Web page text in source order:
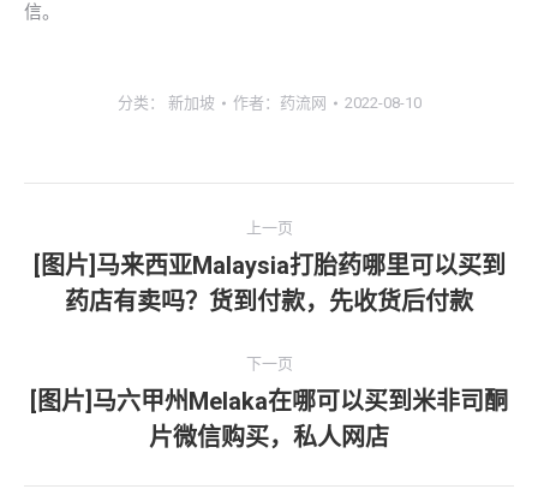
信。
分类： 新加坡 作者： 药流网 2022-08-10
章
上一页
一
[图片]马来西亚Malaysia打胎药哪里可以买到
药店有卖吗？货到付款，先收货后付款
下一页
下
一
文
[图片]马六甲州Melaka在哪可以买到米非司酮
片微信购买，私人网店